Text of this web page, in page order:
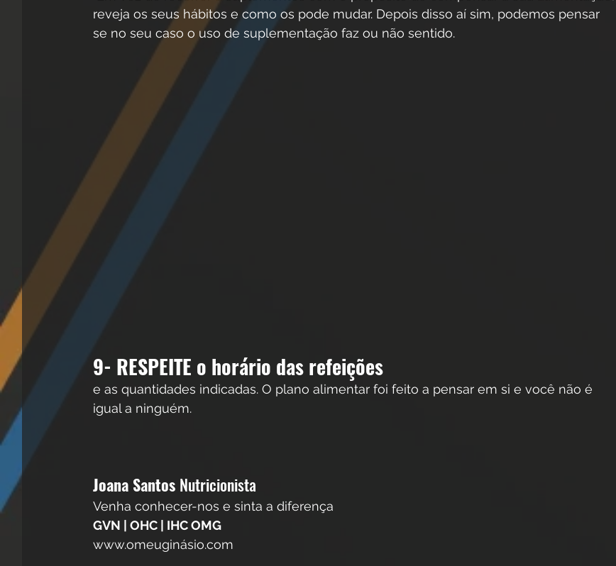
reveja os seus hábitos e como os pode mudar. Depois disso aí sim, podemos pensar
se no seu caso o uso de suplementação faz ou não sentido.
9- RESPEITE o horário das refeições
e as quantidades indicadas. O plano alimentar foi feito a pensar em si e você não é
igual a ninguém.
Joana Santos Nutricionista
Venha conhecer-nos e sinta a diferença
GVN | OHC | IHC OMG
www.omeuginásio.com